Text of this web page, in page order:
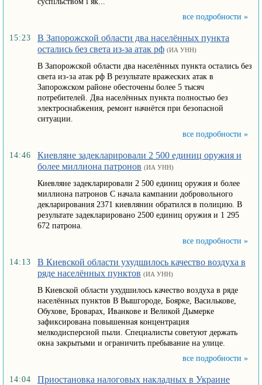
все подробности »
15:23
В Запорожской области два населённых пункта
остались без света из-за атак рф (ИА УНН)
В Запорожской области два населённых пункта остались без
света из-за атак рф В результате вражеских атак в
Запорожском районе обесточены более 5 тысяч
потребителей. Два населённых пункта полностью без
электроснабжения, ремонт начнётся при безопасной
ситуации.
все подробности »
14:46
Киевляне задекларировали 2 500 единиц оружия и
более миллиона патронов (ИА УНН)
Киевляне задекларировали 2 500 единиц оружия и более
миллиона патронов С начала кампании добровольного
декларирования 2371 киевлянин обратился в полицию. В
результате задекларировано 2500 единиц оружия и 1 295
672 патрона.
все подробности »
14:13
В Киевской области ухудшилось качество воздуха в
ряде населённых пунктов (ИА УНН)
В Киевской области ухудшилось качество воздуха в ряде
населённых пунктов В Вышгороде, Боярке, Василькове,
Обухове, Броварах, Иванкове и Великой Дымерке
зафиксирована повышенная концентрация
мелкодисперсной пыли. Специалисты советуют держать
окна закрытыми и ограничить пребывание на улице.
все подробности »
14:04
Приостановка налоговых накладных в Украине